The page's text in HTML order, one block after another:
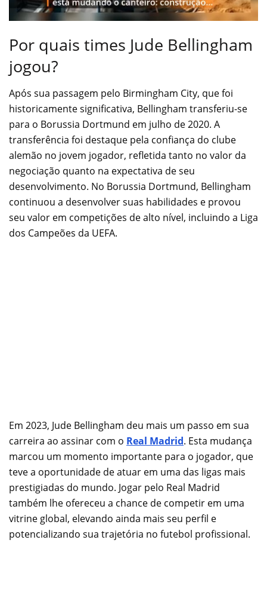
Por quais times Jude Bellingham
jogou?
Após sua passagem pelo Birmingham City, que foi
historicamente significativa, Bellingham transferiu-se
para o Borussia Dortmund em julho de 2020. A
transferência foi destaque pela confiança do clube
alemão no jovem jogador, refletida tanto no valor da
negociação quanto na expectativa de seu
desenvolvimento. No Borussia Dortmund, Bellingham
continuou a desenvolver suas habilidades e provou
seu valor em competições de alto nível, incluindo a Liga
dos Campeões da UEFA.
Em 2023, Jude Bellingham deu mais um passo em sua
carreira ao assinar com o Real Madrid. Esta mudança
marcou um momento importante para o jogador, que
teve a oportunidade de atuar em uma das ligas mais
prestigiadas do mundo. Jogar pelo Real Madrid
também lhe ofereceu a chance de competir em uma
vitrine global, elevando ainda mais seu perfil e
potencializando sua trajetória no futebol profissional.